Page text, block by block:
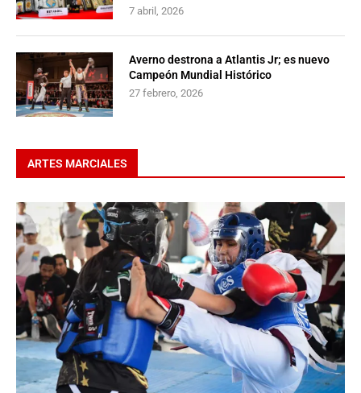
7 abril, 2026
Averno destrona a Atlantis Jr; es nuevo
Campeón Mundial Histórico
27 febrero, 2026
ARTES MARCIALES